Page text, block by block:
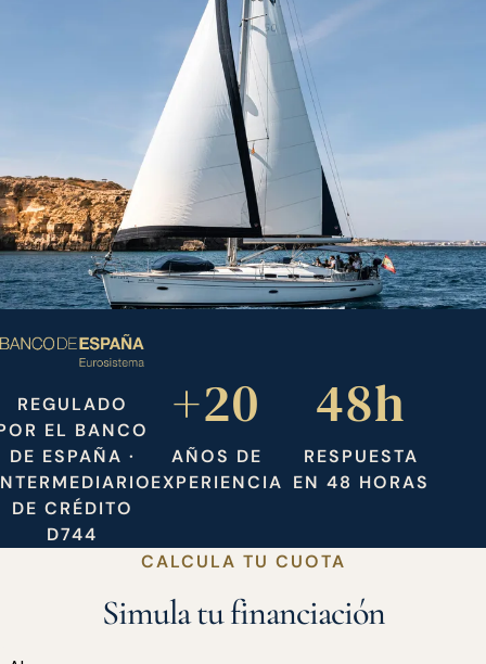
REGULADO
EL BANCO
DE ESPAÑA ·
DE CRÉDITO
D744
+20
AÑOS DE
EXPERIENCIA
48h
RESPUESTA
EN 48 HORAS
CALCULA TU CUOTA
Simula tu financiación